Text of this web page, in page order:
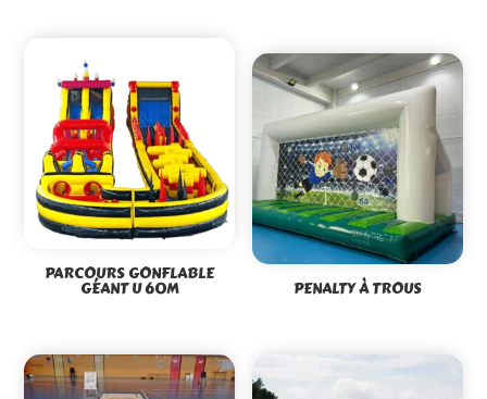
PARCOURS GONFLABLE
GÉANT U 60M PENALTY À TROUS